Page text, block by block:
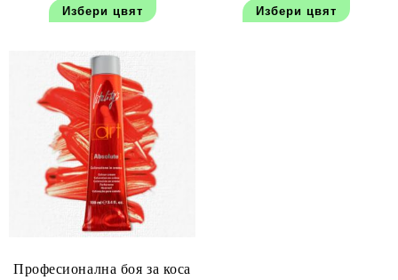
Избери цвят Избери цвят
Професионална боя за коса